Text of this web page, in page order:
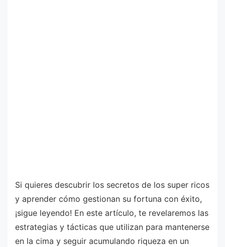
Si quieres descubrir los secretos de los super ricos
y aprender cómo gestionan su fortuna con éxito,
¡sigue leyendo! En este artículo, te revelaremos las
estrategias y tácticas que utilizan para mantenerse
en la cima y seguir acumulando riqueza en un